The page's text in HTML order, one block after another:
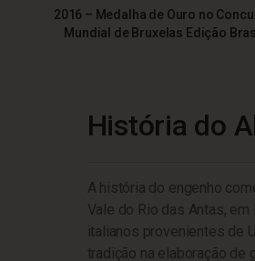
2016 – Medalha de Ouro no
Mundial de Bruxelas Edição
História do
A história do engenho
Vale do Rio das Antas, em
italianos provenientes de
tradição na elaboração de